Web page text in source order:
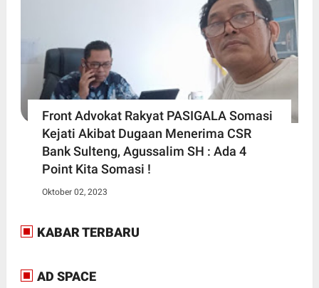
Front Advokat Rakyat PASIGALA Somasi
Kejati Akibat Dugaan Menerima CSR
Bank Sulteng, Agussalim SH : Ada 4
Point Kita Somasi !
Oktober 02, 2023
KABAR TERBARU
AD SPACE